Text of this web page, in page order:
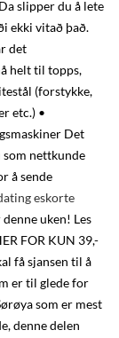
slipper du å lete
ekki vitað það.
det
helt til topps,
(forstykke,
etc.) •
Det
nettkunde
å sende
eskorte
uken! Les
FOR KUN 39,-
få sjansen til å
er til glede for
som er mest
denne delen